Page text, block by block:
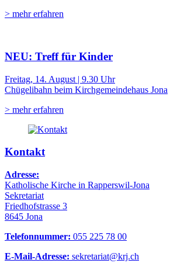
> mehr erfahren
NEU: Treff für Kinder
Freitag, 14. August | 9.30 Uhr
Chügelibahn beim Kirchgemeindehaus Jona
> mehr erfahren
Kontakt
Adresse:
Katholische Kirche in Rapperswil-Jona
Sekretariat
Friedhofstrasse 3
8645 Jona
Telefonnummer: 055 225 78 00
E-Mail-Adresse: sekretariat@krj.ch